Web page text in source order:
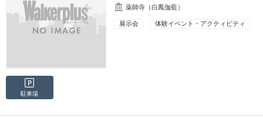
薬師寺（白鳳伽藍）
展示会 体験イベント・アクティビティ
駐車場